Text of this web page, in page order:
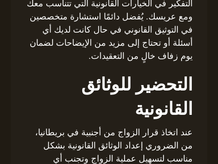
التفكير في الخيارات القانونية التي تتناسب معك
ومع عريسك. يُفضل دائمًا استشارة متخصصين
في التوثيق القانوني في حال كانت لديك أي
أسئلة أو تحتاج إلى مزيد من الإيضاحات لضمان
يوم زفاف خالٍ من التعقيدات.
التحضير للوثائق
القانونية
عند اتخاذ قرار الزواج من أجنبية في بريطانيا،
من الضروري إعداد الوثائق القانونية بشكل
مناسب لتسهيل عملية الزواج وتجنب أي